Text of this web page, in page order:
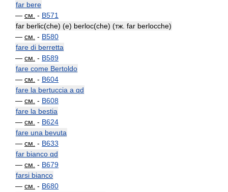
far bere
— см. - B571
far berlic(che) (e) berloc(che) (тж. far berlocche)
— см. - B580
fare di berretta
— см. - B589
fare come Bertoldo
— см. - B604
fare la bertuccia a qd
— см. - B608
fare la bestia
— см. - B624
fare una bevuta
— см. - B633
far bianco qd
— см. - B679
farsi bianco
— см. - B680